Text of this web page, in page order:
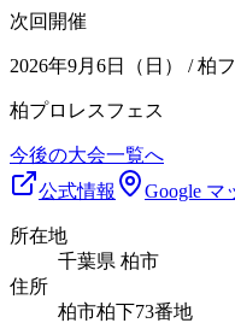
次回開催
2026年9月6日（日） / 柏
柏プロレスフェス
今後の大会一覧へ
公式情報
Google マ
所在地
千葉県 柏市
住所
柏市柏下73番地